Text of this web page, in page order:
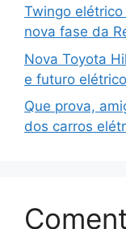
Twingo
nova fase da
Nova Toyota
e futuro
Que prova,
dos carros